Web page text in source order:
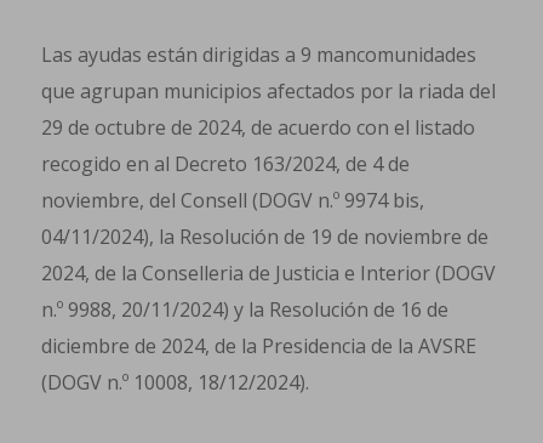
Las ayudas están dirigidas a 9 mancomunidades
que agrupan municipios afectados por la riada del
29 de octubre de 2024, de acuerdo con el listado
recogido en al Decreto 163/2024, de 4 de
noviembre, del Consell (DOGV n.º 9974 bis,
04/11/2024), la Resolución de 19 de noviembre de
2024, de la Conselleria de Justicia e Interior (DOGV
n.º 9988, 20/11/2024) y la Resolución de 16 de
diciembre de 2024, de la Presidencia de la AVSRE
(DOGV n.º 10008, 18/12/2024).